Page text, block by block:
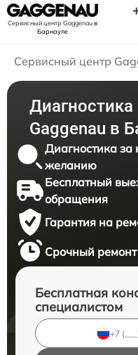
Сервисный центр Gaggenauв
Барнауле
Сервисный центр
Gaggenau в
Диагностика за
желанию
Бесплатный
обращения
Гарантия на
Срочный
Бесплатная
специалистом